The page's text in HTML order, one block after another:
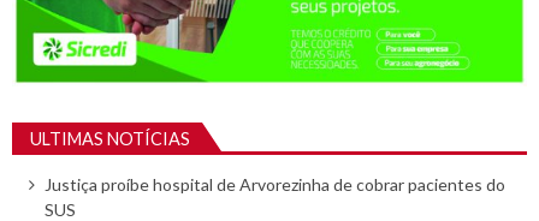
ULTIMAS NOTÍCIAS
Justiça proíbe hospital de Arvorezinha de cobrar pacientes do
SUS